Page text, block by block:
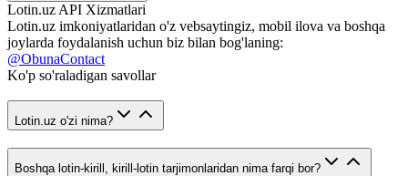
Lotin.uz API Xizmatlari
Lotin.uz imkoniyatlaridan o'z vebsaytingiz, mobil ilova va boshqa
joylarda foydalanish uchun biz bilan bog'laning:
@ObunaContact
Ko'p so'raladigan savollar
Lotin.uz o'zi nima?
Boshqa lotin-kirill, kirill-lotin tarjimonlaridan nima farqi bor?